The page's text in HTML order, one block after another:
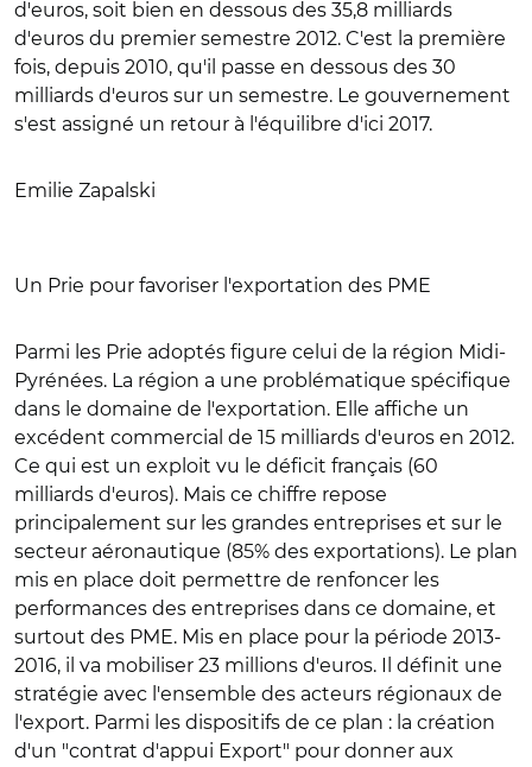
d'euros, soit bien en dessous des 35,8 milliards
d'euros du premier semestre 2012. C'est la première
fois, depuis 2010, qu'il passe en dessous des 30
milliards d'euros sur un semestre. Le gouvernement
s'est assigné un retour à l'équilibre d'ici 2017.
Emilie Zapalski
Un Prie pour favoriser l'exportation des PME
Parmi les Prie adoptés figure celui de la région Midi-
Pyrénées. La région a une problématique spécifique
dans le domaine de l'exportation. Elle affiche un
excédent commercial de 15 milliards d'euros en 2012.
Ce qui est un exploit vu le déficit français (60
milliards d'euros). Mais ce chiffre repose
principalement sur les grandes entreprises et sur le
secteur aéronautique (85% des exportations). Le plan
mis en place doit permettre de renfoncer les
performances des entreprises dans ce domaine, et
surtout des PME. Mis en place pour la période 2013-
2016, il va mobiliser 23 millions d'euros. Il définit une
stratégie avec l'ensemble des acteurs régionaux de
l'export. Parmi les dispositifs de ce plan : la création
d'un "contrat d'appui Export" pour donner aux